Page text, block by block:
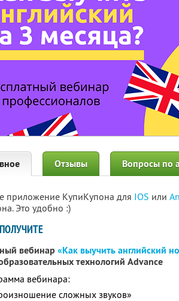
Отзывы Вопросы по
приложение КупиКупона для IOS или
Это удобно :)
вебинар «Как выучить английский
технологий Advance
вебинара:
сложных звуков»